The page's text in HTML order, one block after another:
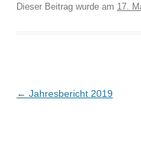
Dieser Beitrag wurde am 17.
← Jahresbericht 2019